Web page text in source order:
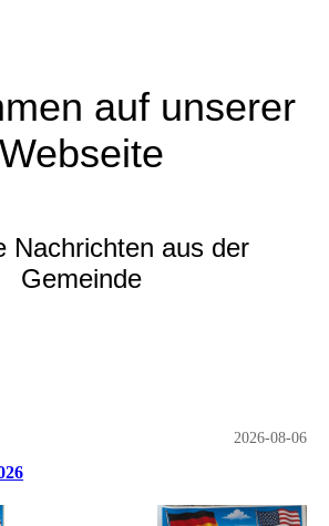
auf unserer
Webseite
Nachrichten aus der
Gemeinde
2026-08-06